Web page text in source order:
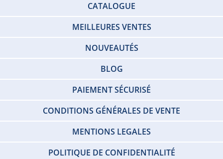
CATALOGUE
MEILLEURES VENTES
NOUVEAUTÉS
BLOG
PAIEMENT SÉCURISÉ
CONDITIONS GÉNÉRALES DE VENTE
MENTIONS LEGALES
POLITIQUE DE CONFIDENTIALITÉ